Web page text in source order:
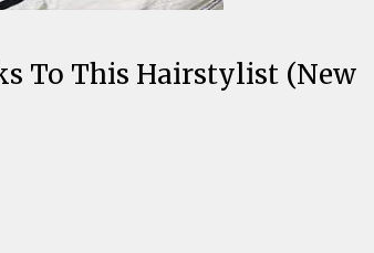
To This Hairstylist (New